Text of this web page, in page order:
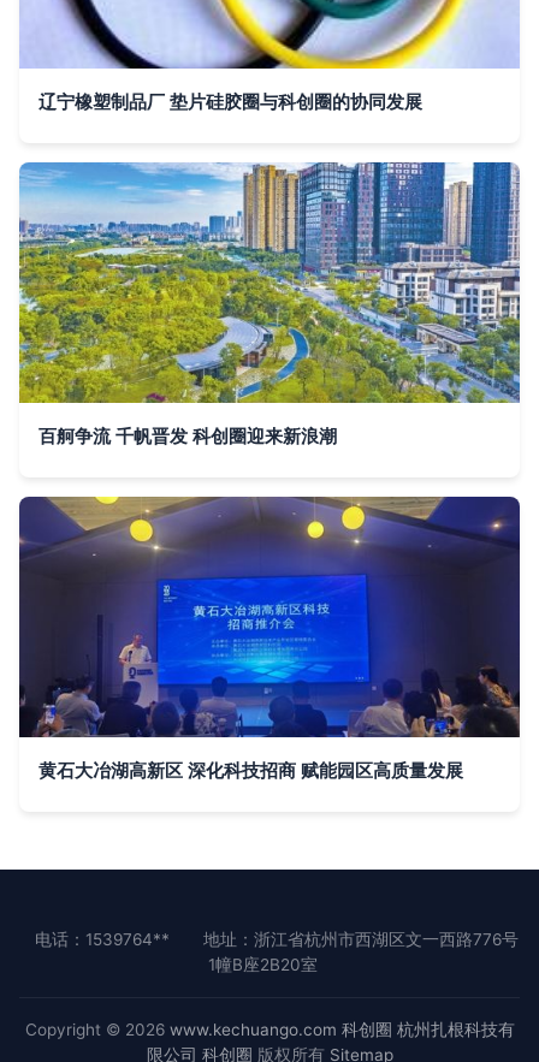
辽宁橡塑制品厂 垫片硅胶圈与科创圈的协同发展
百舸争流 千帆晋发 科创圈迎来新浪潮
黄石大冶湖高新区 深化科技招商 赋能园区高质量发展
电话：1539764**
地址：浙江省杭州市西湖区文一西路776号
1幢B座2B20室
Copyright © 2026 www.kechuango.com 科创圈 杭州扎根科技有
限公司 科创圈 版权所有 Sitemap